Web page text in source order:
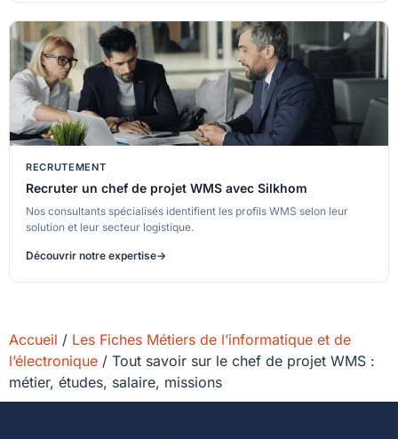
RECRUTEMENT
Recruter un chef de projet WMS avec Silkhom
Nos consultants spécialisés identifient les profils WMS selon leur
solution et leur secteur logistique.
Découvrir notre expertise
Accueil / Les Fiches Métiers de l’informatique et de
l’électronique / Tout savoir sur le chef de projet WMS :
métier, études, salaire, missions